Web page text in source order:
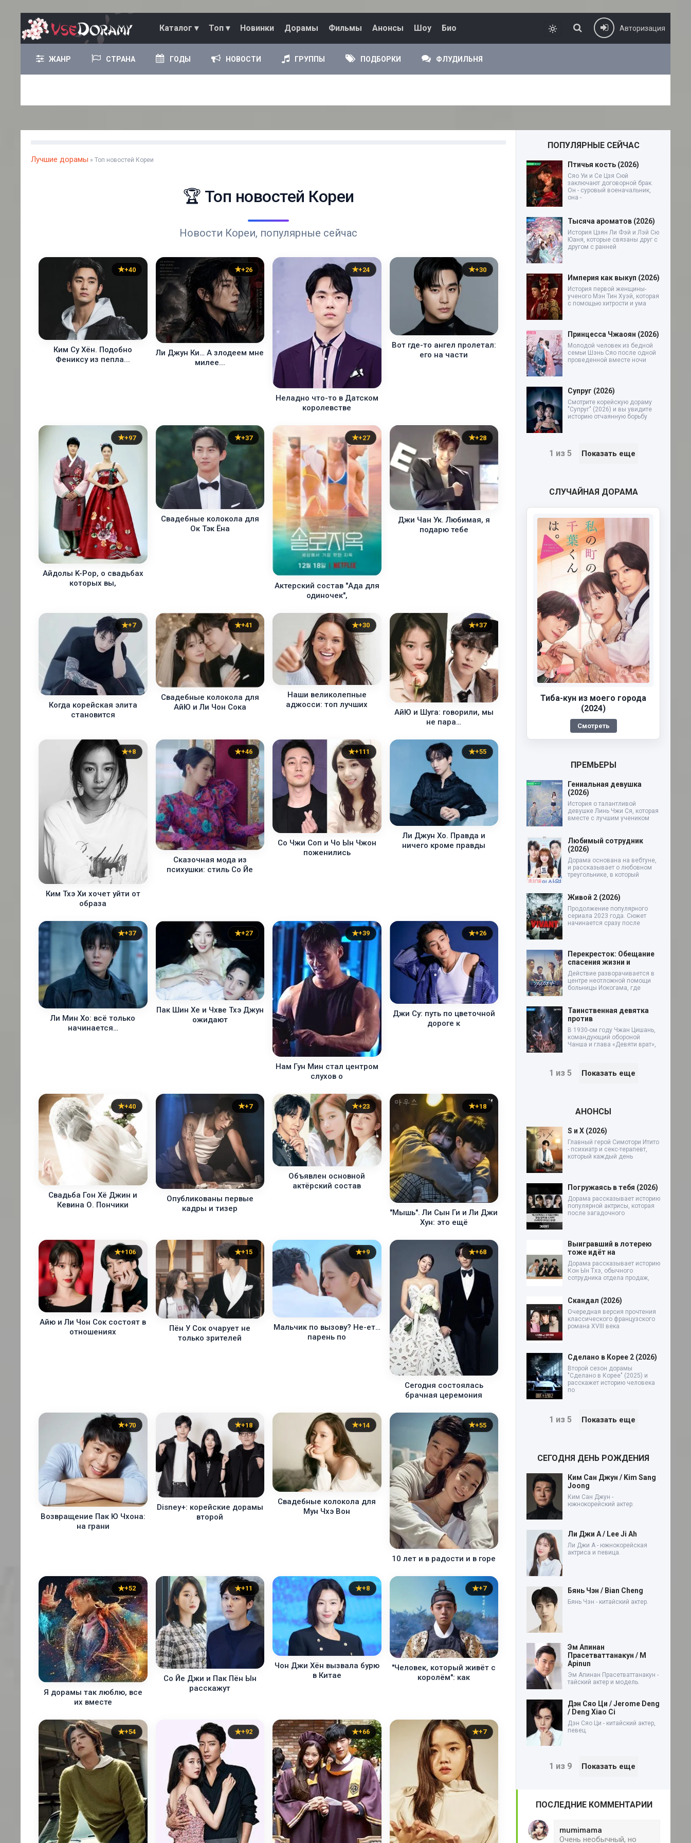
Каталог ▾ Топ ▾ Новинки Дорамы Фильмы Анонсы Шоу Био Авторизация
ЖАНР СТРАНА ГОДЫ НОВОСТИ ГРУППЫ ПОДБОРКИ ФЛУДИЛЬНЯ
Лучшие дорамы » Топ новостей Кореи
🏆 Топ новостей Кореи
Новости Кореи, популярные сейчас
+40
Ким Су Хён. Подобно
Фениксу из пепла...
+26
Ли Джун Ки… А злодеем мне
милее...
+24
Неладно что-то в Датском
королевстве
+30
Вот где-то ангел пролетал:
его на части
+97
Айдолы K-Pop, о свадьбах
которых вы,
+37
Свадебные колокола для
Ок Тэк Ёна
+27
Актерский состав "Ада для
одиночек",
+28
Джи Чан Ук. Любимая, я
подарю тебе
+7
Когда корейская элита
становится
+41
Свадебные колокола для
АйЮ и Ли Чон Сока
+30
Наши великолепные
аджосси: топ лучших
+37
АйЮ и Шуга: говорили, мы
не пара…
+8
Ким Тхэ Хи хочет уйти от
образа
+46
Сказочная мода из
психушки: стиль Со Йе
+111
Со Чжи Соп и Чо Ын Чжон
поженились
+55
Ли Джун Хо. Правда и
ничего кроме правды
+37
Ли Мин Хо: всё только
начинается…
+27
Пак Шин Хе и Чхве Тхэ Джун
ожидают
+39
Нам Гун Мин стал центром
слухов о
+26
Джи Су: путь по цветочной
дороге к
+40
Свадьба Гон Хё Джин и
Кевина О. Пончики
+7
Опубликованы первые
кадры и тизер
+23
Объявлен основной
актёрский состав
+18
"Мышь". Ли Сын Ги и Ли Джи
Хун: это ещё
+106
Айю и Ли Чон Сок состоят в
отношениях
+15
Пён У Сок очарует не
только зрителей
+9
Мальчик по вызову? Не-ет…
парень по
+68
Сегодня состоялась
брачная церемония
+70
Возвращение Пак Ю Чхона:
на грани
+18
Disney+: корейские дорамы
второй
+14
Свадебные колокола для
Мун Чхэ Вон
+55
10 лет и в радости и в горе
+52
Я дорамы так люблю, все
их вместе
+11
Со Йе Джи и Пак Пён Ын
расскажут
+8
Чон Джи Хён вызвала бурю
в Китае
+7
"Человек, который живёт с
королём": как
+54 +92 +66 +7
ПОПУЛЯРНЫЕ СЕЙЧАС
Птичья кость (2026)
Сяо Уи и Се Цзя Сюй
заключают договорной брак.
Он - суровый военачальник,
она -
Тысяча ароматов (2026)
История Цзян Ли Фэй и Лэй Сю
Юаня, которые связаны друг с
другом с ранней
Империя как выкуп (2026)
История первой женщины-
ученого Мэн Тин Хуэй, которая
с помощью хитрости и ума
Принцесса Чжаоян (2026)
Молодой человек из бедной
семьи Шэнь Сяо после одной
проведенной вместе ночи
Супруг (2026)
Смотрите корейскую дораму
"Супруг" (2026) и вы увидите
историю отчаянную борьбу
1 из 5 Показать еще
СЛУЧАЙНАЯ ДОРАМА
Тиба-кун из моего города
(2024)
Смотреть
ПРЕМЬЕРЫ
Гениальная девушка
(2026)
История о талантливой
девушке Линь Чжи Ся, которая
вместе с лучшим учеником
Любимый сотрудник
(2026)
Дорама основана на вебтуне,
и рассказывает о любовном
треугольнике, в который
Живой 2 (2026)
Продолжение популярного
сериала 2023 года. Сюжет
начинается сразу после
Перекресток: Обещание
спасения жизни и
Действие разворачивается в
центре неотложной помощи
больницы Иокогама, где
Таинственная девятка
против
В 1930-ом году Чжан Цишань,
командующий обороной
Чанша и глава «Девяти врат»,
1 из 5 Показать еще
АНОНСЫ
S и X (2026)
Главный герой Симотори Итито
- психиатр и секс-терапевт,
который каждый день
Погружаясь в тебя (2026)
Дорама рассказывает историю
популярной актрисы, которая
после загадочного
Выигравший в лотерею
тоже идёт на
Дорама рассказывает историю
Кон Ын Тхэ, обычного
сотрудника отдела продаж,
Скандал (2026)
Очередная версия прочтения
классического французского
романа XVIII века
Сделано в Корее 2 (2026)
Второй сезон дорамы
"Сделано в Корее" (2025) и
расскажет историю человека
по
1 из 5 Показать еще
СЕГОДНЯ ДЕНЬ РОЖДЕНИЯ
Ким Сан Джун / Kim Sang
Joong
Ким Сан Джун -
южнокорейский актер.
Ли Джи А / Lee Ji Ah
Ли Джи А - южнокорейская
актриса и певица.
Бянь Чэн / Bian Cheng
Бянь Чэн - китайский актер.
Эм Апинан
Прасетваттанакун / M
Apinun
Эм Апинан Прасетваттанакун -
тайский актер и модель.
Дэн Сяо Ци / Jerome Deng
/ Deng Xiao Ci
Дэн Сяо Ци - китайский актер,
певец.
1 из 9 Показать еще
ПОСЛЕДНИЕ КОММЕНТАРИИ
mumimama
Очень необычный, но